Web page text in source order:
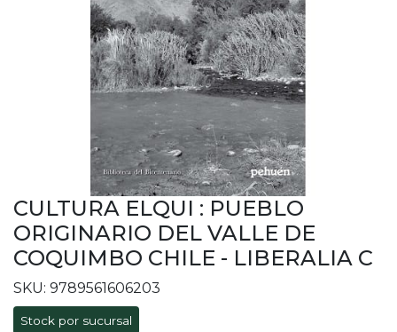
CULTURA ELQUI : PUEBLO
ORIGINARIO DEL VALLE DE
COQUIMBO CHILE - LIBERALIA C
SKU: 9789561606203
Stock por sucursal